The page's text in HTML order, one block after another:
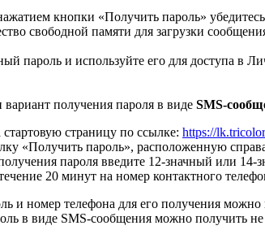
кнопки «Получить пароль»
свободной памяти для загрузки
пароль и используйте его для доступа в
получения пароля в виде SMS-
страницу по ссылке: https://
«Получить пароль», расположенную
пароля введите 12-значный или
20 минут на номер контактного
и номер телефона для его получения
в виде SMS-сообщения можно получить не